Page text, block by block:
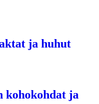
ja huhut
kohokohdat ja